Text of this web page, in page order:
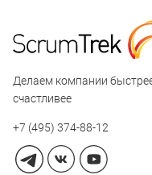
Делаем компании
счастливее
+7 (495) 374-88-12